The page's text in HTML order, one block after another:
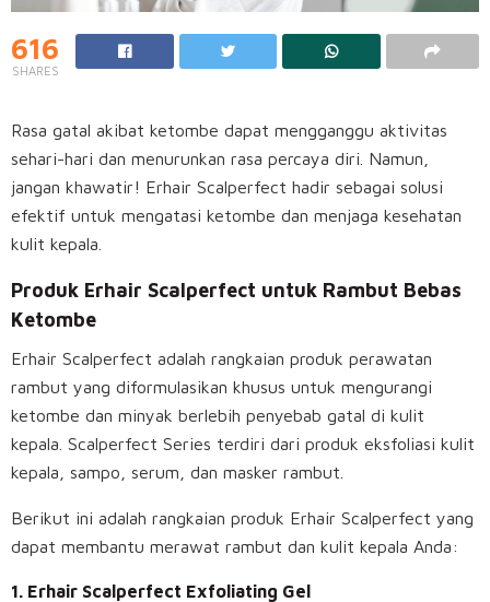
616
SHARES
Rasa gatal akibat ketombe dapat mengganggu aktivitas
sehari-hari dan menurunkan rasa percaya diri. Namun,
jangan khawatir! Erhair Scalperfect hadir sebagai solusi
efektif untuk mengatasi ketombe dan menjaga kesehatan
kulit kepala.
Produk Erhair Scalperfect untuk Rambut Bebas
Ketombe
Erhair Scalperfect adalah rangkaian produk perawatan
rambut yang diformulasikan khusus untuk mengurangi
ketombe dan minyak berlebih penyebab gatal di kulit
kepala. Scalperfect Series terdiri dari produk eksfoliasi kulit
kepala, sampo, serum, dan masker rambut.
Berikut ini adalah rangkaian produk Erhair Scalperfect yang
dapat membantu merawat rambut dan kulit kepala Anda:
1. Erhair Scalperfect Exfoliating Gel